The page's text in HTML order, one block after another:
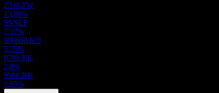
2330.TW
13,86%
SSNLF
7,57%
000660.KO
5,35%
0700.HK
2,8%
9988.HK
1,65%